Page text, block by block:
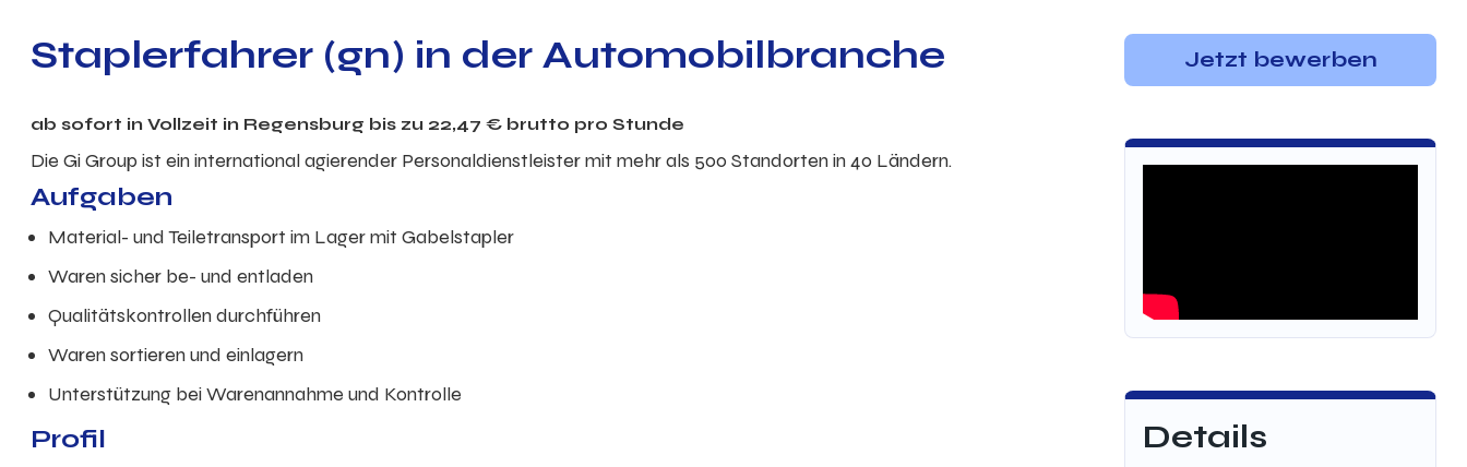
Staplerfahrer (gn) in der Automobilbranche
ab sofort in Vollzeit in Regensburg bis zu 22,47 € brutto pro Stunde
Die Gi Group ist ein international agierender Personaldienstleister mit mehr als 500 Standorten in 40 Ländern.
Aufgaben
Material- und Teiletransport im Lager mit Gabelstapler
Waren sicher be- und entladen
Qualitätskontrollen durchführen
Waren sortieren und einlagern
Unterstützung bei Warenannahme und Kontrolle
Profil
Jetzt bewerben
Details